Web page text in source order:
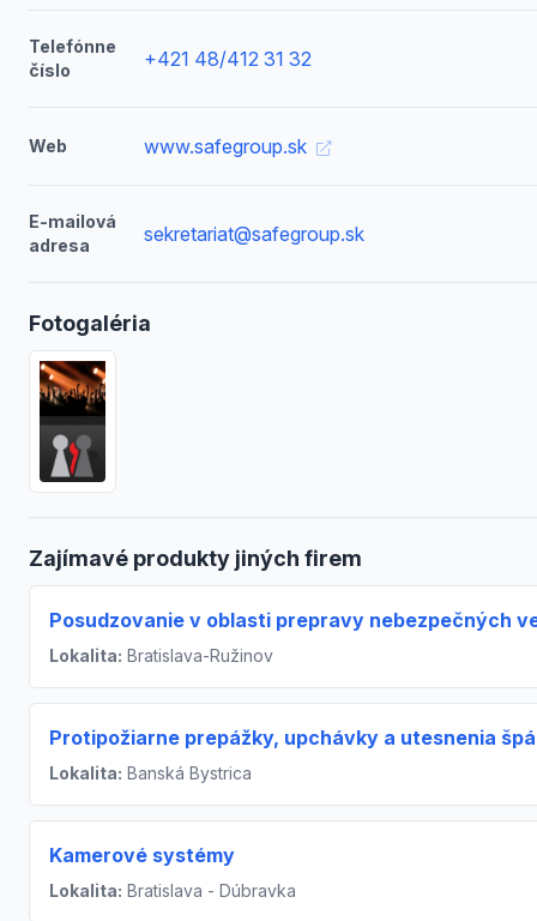
Telefónne
číslo
+421 48/412 31 32
Web www.safegroup.sk
E-mailová
adresa
sekretariat@safegroup.sk
Fotogaléria
Zajímavé produkty jiných firem
Posudzovanie v oblasti prepravy nebezpečných
Lokalita: Bratislava-Ružinov
Protipožiarne prepážky, upchávky a utesnenia
Lokalita: Banská Bystrica
Kamerové systémy
Lokalita: Bratislava - Dúbravka